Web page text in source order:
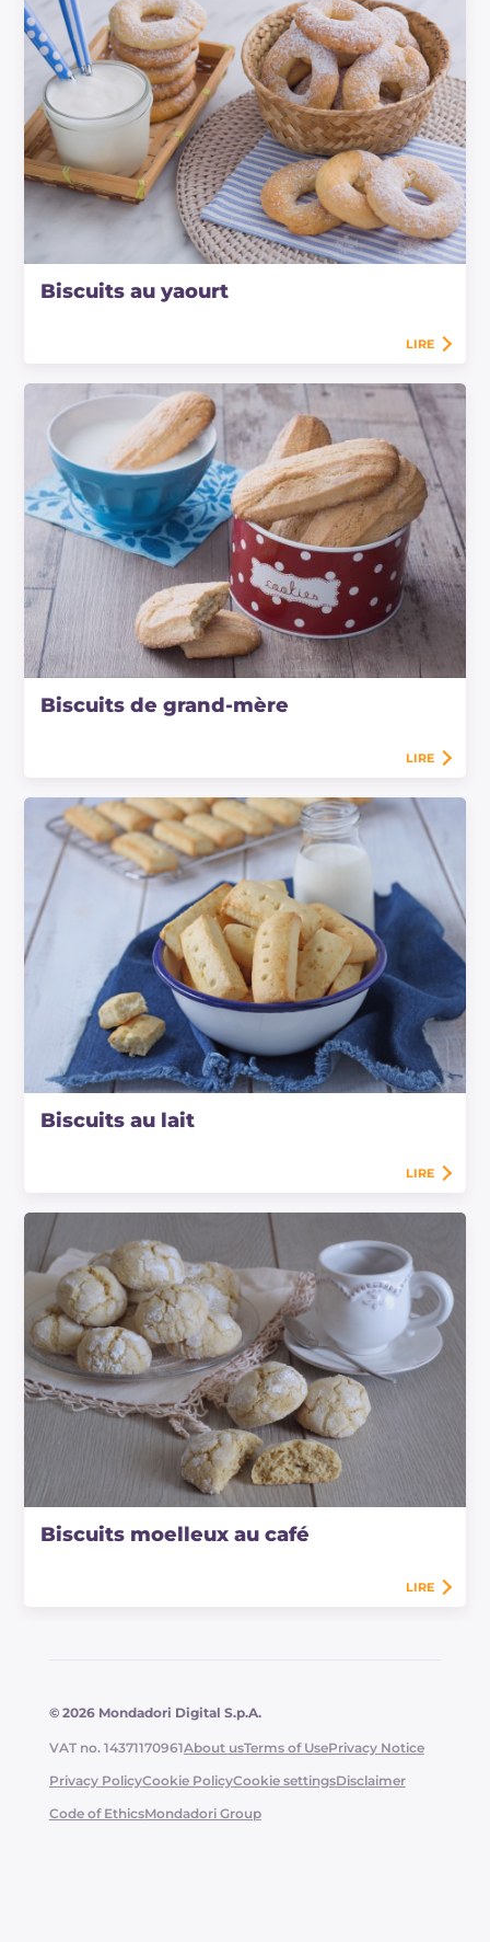
Biscuits au yaourt
LIRE
Biscuits de grand-mère
LIRE
Biscuits au lait
LIRE
Biscuits moelleux au café
LIRE
© 2026 Mondadori Digital S.p.A.
VAT no. 14371170961About usTerms of UsePrivacy Notice
Privacy PolicyCookie PolicyCookie settingsDisclaimer
Code of EthicsMondadori Group